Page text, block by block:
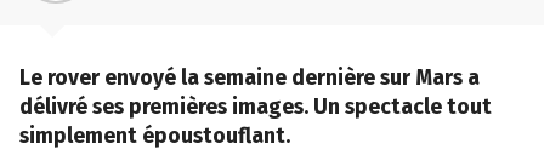
Le rover envoyé la semaine dernière sur Mars a
délivré ses premières images. Un spectacle tout
simplement époustouflant.